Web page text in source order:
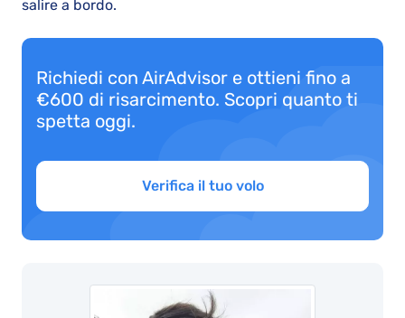
salire a bordo.
Richiedi con AirAdvisor e ottieni fino a
€600 di risarcimento. Scopri quanto ti
spetta oggi.
Verifica il tuo volo